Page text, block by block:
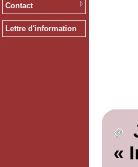
Contact
Lettre d'information
«